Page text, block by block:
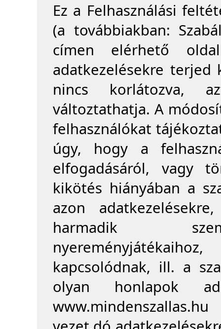
Ez a Felhasználási
(a továbbiakban:
címen elérhető
adatkezelésekre terjed
nincs korlátozva,
változtathatja. A
felhasználókat
úgy, hogy a
elfogadásáról, vagy
kikötés hiányában a
azon
harmadik
kapcsolódnak, ill. a
olyan honlapok